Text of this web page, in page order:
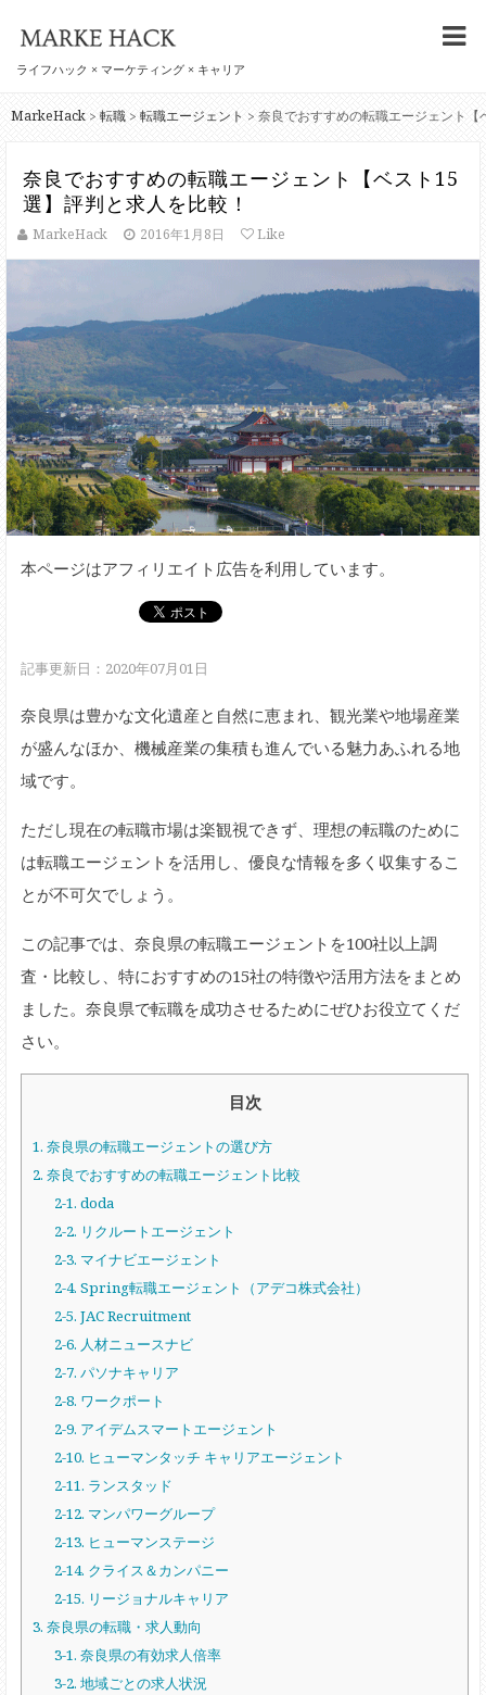
ライフハック × マーケティング × キャリア
MarkeHack > 転職 > 転職エージェント >
奈良でおすすめの転職エージェント【ベスト15
選】評判と求人を比較！
MarkeHack 2016年1月8日 Like
本ページはアフィリエイト広告を利用しています。
記事更新日：2020年07月01日
奈良県は豊かな文化遺産と自然に恵まれ、観光業や地場産業
が盛んなほか、機械産業の集積も進んでいる魅力あふれる地
域です。
ただし現在の転職市場は楽観視できず、理想の転職のために
は転職エージェントを活用し、優良な情報を多く収集するこ
とが不可欠でしょう。
この記事では、奈良県の転職エージェントを100社以上調
査・比較し、特におすすめの15社の特徴や活用方法をまとめ
ました。奈良県で転職を成功させるためにぜひお役立てくだ
さい。
目次
1. 奈良県の転職エージェントの選び方
2. 奈良でおすすめの転職エージェント比較
2-1. doda
2-2. リクルートエージェント
2-3. マイナビエージェント
2-4. Spring転職エージェント（アデコ株式会社）
2-5. JAC Recruitment
2-6. 人材ニュースナビ
2-7. パソナキャリア
2-8. ワークポート
2-9. アイデムスマートエージェント
2-10. ヒューマンタッチ キャリアエージェント
2-11. ランスタッド
2-12. マンパワーグループ
2-13. ヒューマンステージ
2-14. クライス＆カンパニー
2-15. リージョナルキャリア
3. 奈良県の転職・求人動向
3-1. 奈良県の有効求人倍率
3-2. 地域ごとの求人状況